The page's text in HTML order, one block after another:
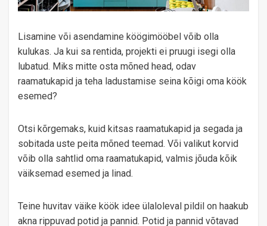
Lisamine või asendamine köögimööbel võib olla
kulukas. Ja kui sa rentida, projekti ei pruugi isegi olla
lubatud. Miks mitte osta mõned head, odav
raamatukapid ja teha ladustamise seina kõigi oma köök
esemed?
Otsi kõrgemaks, kuid kitsas raamatukapid ja segada ja
sobitada uste peita mõned teemad. Või valikut korvid
võib olla sahtlid oma raamatukapid, valmis jõuda kõik
väiksemad esemed ja linad.
Teine huvitav väike köök idee ülaloleval pildil on haakub
akna rippuvad potid ja pannid. Potid ja pannid võtavad